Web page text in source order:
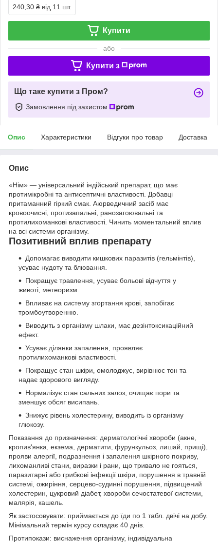
240,30 ₴ від 11 шт.
Купити
або
Купити з
Що таке купити з Пром?
Замовлення під захистом
Опис Характеристики Відгуки про товар Доставка
Опис
«Нім» — універсальний індійський препарат, що має
протимікробні та антисептичні властивості. Добавці
притаманний гіркий смак. Аюрведичний засіб має
кровоочисні, протизапальні, ранозагоювальні та
протилихоманкові властивості. Чинить моментальний вплив
на всі системи організму.
Позитивний вплив препарату
Допомагає виводити кишкових паразитів (гельмінтів),
усуває нудоту та блювання.
Покращує травлення, усуває больові відчуття у
животі, метеоризм.
Впливає на систему згортання крові, запобігає
тромбоутворенню.
Виводить з організму шлаки, має дезінтоксикаційний
ефект.
Усуває ділянки запалення, проявляє
протилихоманкові властивості.
Покращує стан шкіри, омолоджує, вирівнює тон та
надає здорового вигляду.
Нормалізує стан сальних залоз, очищає пори та
зменшує обсяг висипань.
Знижує рівень холестерину, виводить із організму
глюкозу.
Показання до призначення: дерматологічні хвороби (акне,
кропив'янка, екзема, дерматити, фурункульоз, лишай, прищі),
прояви алергії, подразнення і запалення шкірного покриву,
лихоманливі стани, виразки і рани, що тривало не гояться,
паразитарні або грибкові інфекції шкіри, порушення в травній
системі, ожиріння, серцево-судинні порушення, підвищений
холестерин, цукровий діабет, хвороби сечостатевої системи,
малярія, кашель.
Як застосовувати: приймається до їди по 1 табл. двічі на добу.
Мінімальний термін курсу складає 40 днів.
Протипокази: виснаження організму, індивідуальна